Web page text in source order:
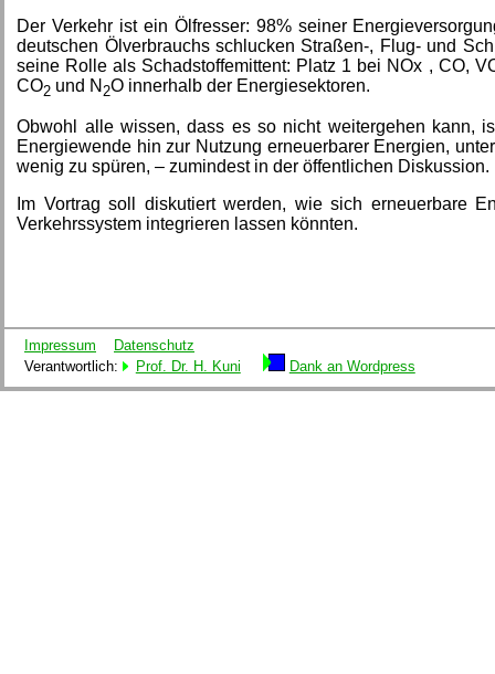
Der Verkehr ist ein Ölfresser: 98% seiner
deutschen Ölverbrauchs schlucken Straßen-, Flug- und
seine Rolle als Schadstoffemittent: Platz 1 bei NOx , CO,
CO2 und N 2O innerhalb der Energiesektoren.
Obwohl alle wissen, dass es so nicht weitergehen kann,
Energiewende hin zur Nutzung erneuerbarer Energien,
wenig zu spüren, – zumindest in der öffentlichen Diskussion.
Im Vortrag soll diskutiert werden, wie sich erneuerbare
Verkehrssystem integrieren lassen könnten.
Impressum
Datenschutz
Verantwortlich:
Prof. Dr. H. Kuni Dank an Wordpress